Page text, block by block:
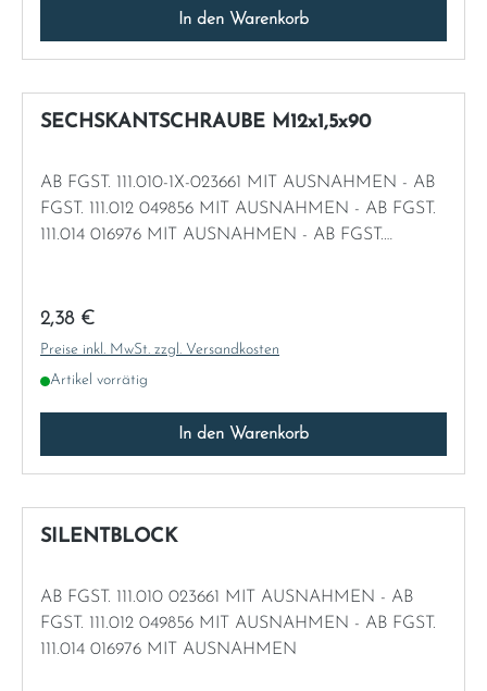
In den Warenkorb
SECHSKANTSCHRAUBE M12x1,5x90
AB FGST. 111.010-1X-023661 MIT AUSNAHMEN - AB
FGST. 111.012 049856 MIT AUSNAHMEN - AB FGST.
111.014 016976 MIT AUSNAHMEN - AB FGST.
Regulärer Preis:
2,38 €
Preise inkl. MwSt. zzgl. Versandkosten
Artikel vorrätig
In den Warenkorb
SILENTBLOCK
AB FGST. 111.010 023661 MIT AUSNAHMEN - AB
FGST. 111.012 049856 MIT AUSNAHMEN - AB FGST.
111.014 016976 MIT AUSNAHMEN